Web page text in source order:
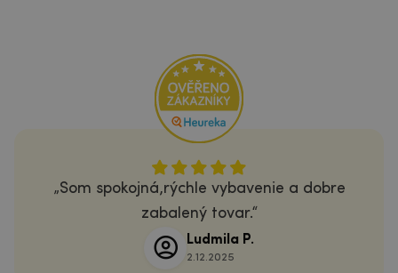
Som spokojná,rýchle vybavenie a dobre
zabalený tovar.
Ludmila P.
2.12.2025